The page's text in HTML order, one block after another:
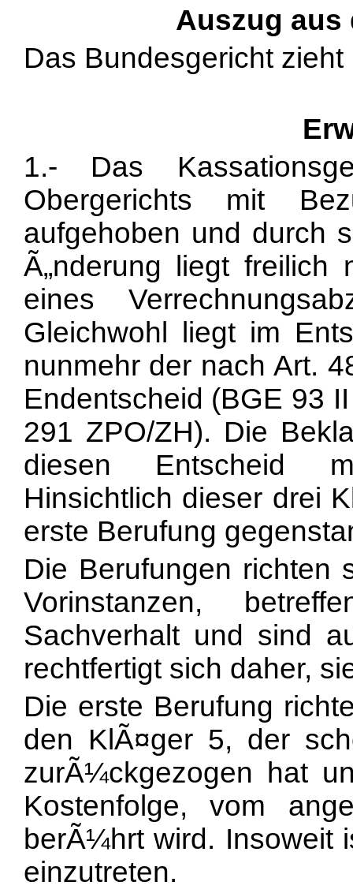
Auszug aus
Das Bundesgericht
1.- Das
Obergerichts mit
aufgehoben und durch
Ã„nderung liegt
eines
Gleichwohl liegt im
nunmehr der nach Art.
Endentscheid (BGE 93
291 ZPO/ZH). Die
diesen Entscheid
Hinsichtlich dieser drei
erste Berufung
Die Berufungen richten
Vorinstanzen,
Sachverhalt und sind
rechtfertigt sich daher,
Die erste Berufung
den KlÃ¤ger 5, der
zurÃ¼ckgezogen hat
Kostenfolge, vom
berÃ¼hrt wird. Insoweit
einzutreten.